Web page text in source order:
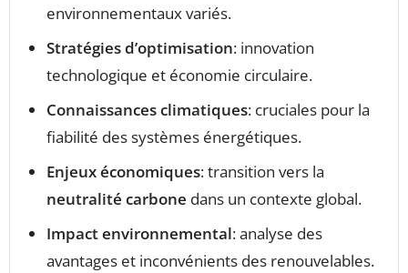
environnementaux variés.
Stratégies d’optimisation: innovation
technologique et économie circulaire.
Connaissances climatiques: cruciales pour la
fiabilité des systèmes énergétiques.
Enjeux économiques: transition vers la
neutralité carbone dans un contexte global.
Impact environnemental: analyse des
avantages et inconvénients des renouvelables.